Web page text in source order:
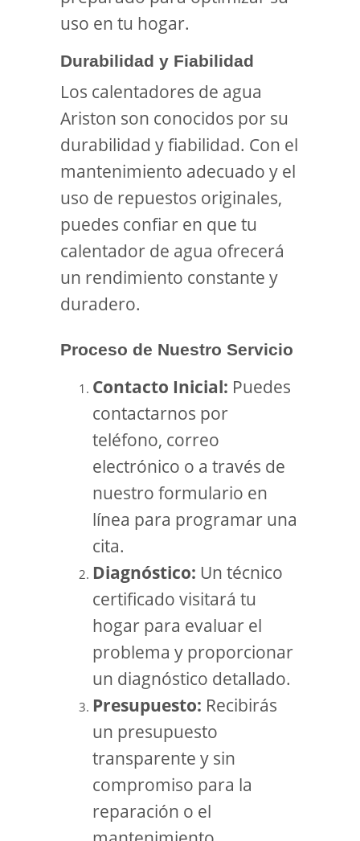
uso en tu hogar.
Durabilidad y Fiabilidad
Los calentadores de agua
Ariston son conocidos por su
durabilidad y fiabilidad. Con el
mantenimiento adecuado y el
uso de repuestos originales,
puedes confiar en que tu
calentador de agua ofrecerá
un rendimiento constante y
duradero.
Proceso de Nuestro Servicio
Contacto Inicial: Puedes
contactarnos por
teléfono, correo
electrónico o a través de
nuestro formulario en
línea para programar una
cita.
Diagnóstico: Un técnico
certificado visitará tu
hogar para evaluar el
problema y proporcionar
un diagnóstico detallado.
Presupuesto: Recibirás
un presupuesto
transparente y sin
compromiso para la
reparación o el